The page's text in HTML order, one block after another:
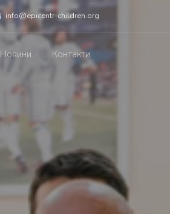
info@epicentr-children.org
Новини Контакти